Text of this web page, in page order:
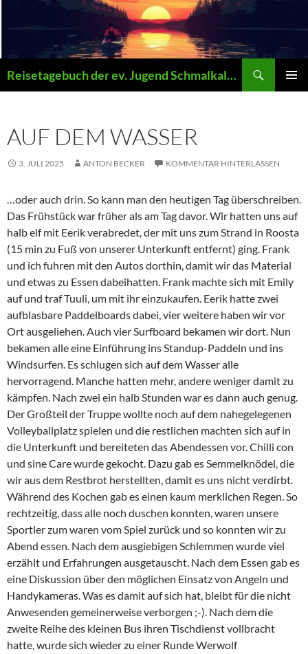
Reisetagebuch der ev. Jugend Schmalkalden
AUF DEM WASSER
3. JULI 2025 ANTON BECKER KOMMENTAR HINTERLASSEN
…oder auch drin. So kann man den heutigen Tag überschreiben.
Das Frühstück war früher als am Tag davor. Wir hatten uns auf
halb elf mit Eerik verabredet, der mit uns zum Strand in Roosta
(15 min zu Fuß von unserer Unterkunft entfernt) ging. Frank
und ich fuhren mit den Autos dorthin, damit wir das Material
und etwas zu Essen dabeihatten. Frank machte sich mit Emily
auf und traf Tuuli, um mit ihr einzukaufen. Eerik hatte zwei
aufblasbare Paddelboards dabei, vier weitere haben wir vor
Ort ausgeliehen. Auch vier Surfboard bekamen wir dort. Nun
bekamen alle eine Einführung ins Standup-Paddeln und ins
Windsurfen. Es schlugen sich auf dem Wasser alle
hervorragend. Manche hatten mehr, andere weniger damit zu
kämpfen. Nach zwei ein halb Stunden war es dann auch genug.
Der Großteil der Truppe wollte noch auf dem nahegelegenen
Volleyballplatz spielen und die restlichen machten sich auf in
die Unterkunft und bereiteten das Abendessen vor. Chilli con
und sine Care wurde gekocht. Dazu gab es Semmelknödel, die
wir aus dem Restbrot herstellten, damit es uns nicht verdirbt.
Während des Kochen gab es einen kaum merklichen Regen. So
rechtzeitig, dass alle noch duschen konnten, waren unsere
Sportler zum waren vom Spiel zurück und so konnten wir zu
Abend essen. Nach dem ausgiebigen Schlemmen wurde viel
erzählt und Erfahrungen ausgetauscht. Nach dem Essen gab es
eine Diskussion über den möglichen Einsatz von Angeln und
Handykameras. Was es damit auf sich hat, bleibt für die nicht
Anwesenden gemeinerweise verborgen ;-). Nach dem die
zweite Reihe des kleinen Bus ihren Tischdienst vollbracht
hatte, wurde sich wieder zu einer Runde Werwolf